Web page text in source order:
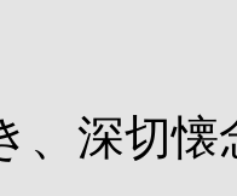
、深切懐